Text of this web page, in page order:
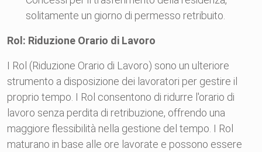
solitamente un giorno di permesso retribuito.
Rol: Riduzione Orario di Lavoro
I Rol (Riduzione Orario di Lavoro) sono un ulteriore
strumento a disposizione dei lavoratori per gestire il
proprio tempo. I Rol consentono di ridurre l'orario di
lavoro senza perdita di retribuzione, offrendo una
maggiore flessibilità nella gestione del tempo. I Rol
maturano in base alle ore lavorate e possono essere